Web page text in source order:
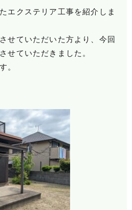
エクステリア工事を紹介しま
せていただいた方より、今回
せていただきました。
。